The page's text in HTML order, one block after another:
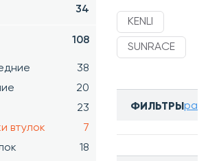
34
108
38
20
23
втулок
7
18
KENLI
SUNRACE
ФИЛЬТРЫ